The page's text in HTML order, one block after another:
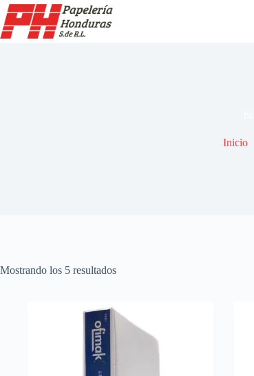
Saltar
al
contenido
Inicio
Mostrando los 5 resultados